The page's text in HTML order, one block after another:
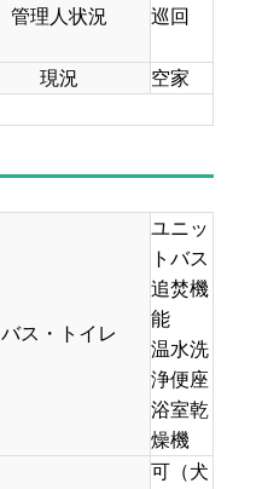
管理人状況 巡回
現況
空家
バス・トイレ
ユニッ
トバス
追焚機
能
温水洗
浄便座
浴室乾
燥機
可（犬